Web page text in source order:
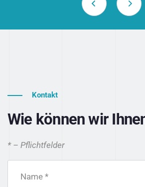
Kontakt
Wie können wir
* – Pflichtfelder
Name *